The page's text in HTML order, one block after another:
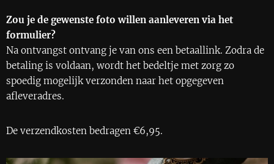
Zou je de gewenste foto willen aanleveren via het
formulier?
Na ontvangst ontvang je van ons een betaallink. Zodra de
betaling is voldaan, wordt het bedeltje met zorg zo
spoedig mogelijk verzonden naar het opgegeven
afleveradres.
De verzendkosten bedragen €6,95.